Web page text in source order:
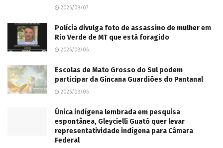
2026/08/07
Polícia divulga foto de assassino de mulher em
Rio Verde de MT que está foragido
2026/08/06
Escolas de Mato Grosso do Sul podem
participar da Gincana Guardiões do Pantanal
2026/08/06
Única indígena lembrada em pesquisa
espontânea, Gleycielli Guató quer levar
representatividade indígena para Câmara
Federal